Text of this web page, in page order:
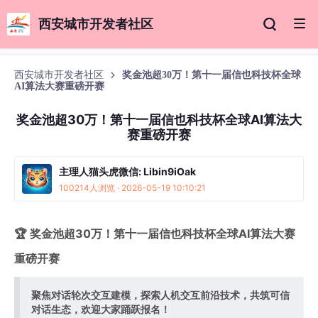
西安城市开发者社区
西安城市开发者社区
奖金池超30万！第十一届信也科技杯全球
AI算法大赛重磅开赛
奖金池超30万！第十一届信也科技杯全球AI算法大
赛重磅开赛
主理人猫头虎微信: Libin9iOak
100214人浏览 · 2026-05-19 10:10:21
🏆 奖金池超30万！第十一届信也科技杯全球AI算法大赛
重磅开赛
聚焦对话轮次交互建模，探索人机交互前沿技术，共筑可信
对话生态，欢迎大家踊跃报名！